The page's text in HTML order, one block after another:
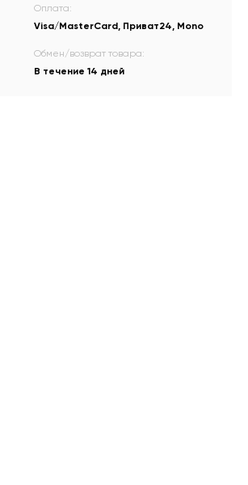
Оплата:
Visa/MasterCard, Приват24, Mono
Обмен/возврат товара:
В течение 14 дней